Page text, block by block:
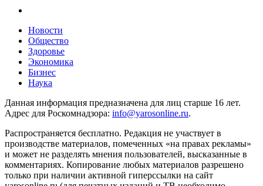
Новости
Общество
Здоровье
Экономика
Бизнес
Наука
Данная информация предназначена для лиц старше 16 лет.
Адрес для Роскомнадзора: info@yarosonline.ru.
Распространяется бесплатно. Редакция не участвует в
производстве материалов, помеченных «на правах рекламы»
и может не разделять мнения пользователей, высказанные в
комментариях. Копирование любых материалов разрешено
только при наличии активной гиперссылки на сайт